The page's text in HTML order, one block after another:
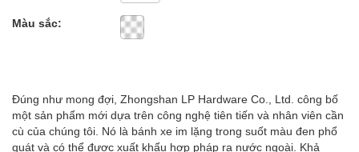
Màu sắc:
Đúng như mong đợi, Zhongshan LP Hardware Co., Ltd. công bố
một sản phẩm mới dựa trên công nghệ tiên tiến và nhân viên cần
cù của chúng tôi. Nó là bánh xe im lặng trong suốt màu đen phổ
quát và có thể được xuất khẩu hợp pháp ra nước ngoài. Khả